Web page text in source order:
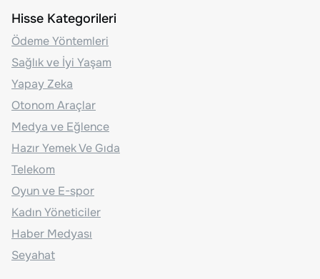
Hisse Kategorileri
Ödeme Yöntemleri
Sağlık ve İyi Yaşam
Yapay Zeka
Otonom Araçlar
Medya ve Eğlence
Hazır Yemek Ve Gıda
Telekom
Oyun ve E-spor
Kadın Yöneticiler
Haber Medyası
Seyahat